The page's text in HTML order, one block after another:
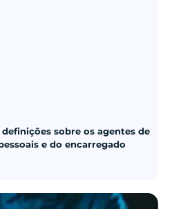
sobre os agentes de
e do encarregado